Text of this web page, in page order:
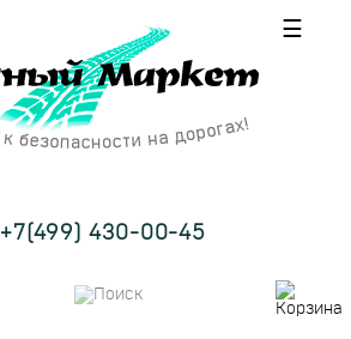
☰
+7(499) 430-00-45